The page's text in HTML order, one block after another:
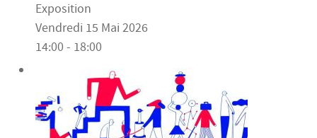
Exposition
Vendredi 15 Mai 2026
14:00 - 18:00